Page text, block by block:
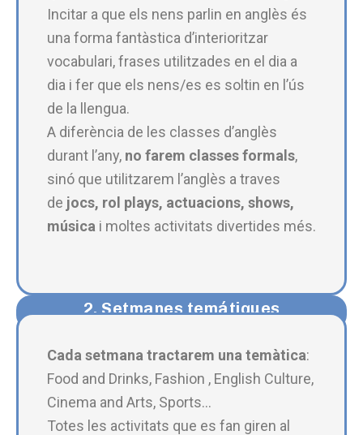
Incitar a que els nens parlin en anglès és
una forma fantàstica d’interioritzar
vocabulari, frases utilitzades en el dia a
dia i fer que els nens/es es soltin en l’ús
de la llengua.
A diferència de les classes d’anglès
durant l’any, no farem classes formals,
sinó que utilitzarem l’anglès a traves
de jocs, rol plays, actuacions, shows,
música i moltes activitats divertides més.
2. Setmanes temátiques
Cada setmana tractarem una temàtica:
Food and Drinks, Fashion , English Culture,
Cinema and Arts, Sports…
Totes les activitats que es fan giren al